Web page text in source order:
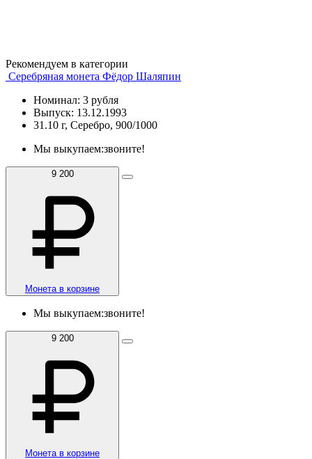
Рекомендуем в категории
Серебряная монета Фёдор Шаляпин
Номинал: 3 рубля
Выпуск: 13.12.1993
31.10 г, Серебро, 900/1000
Мы выкупаем:звоните!
9 200
Монета в корзине
Мы выкупаем:звоните!
9 200
Монета в корзине